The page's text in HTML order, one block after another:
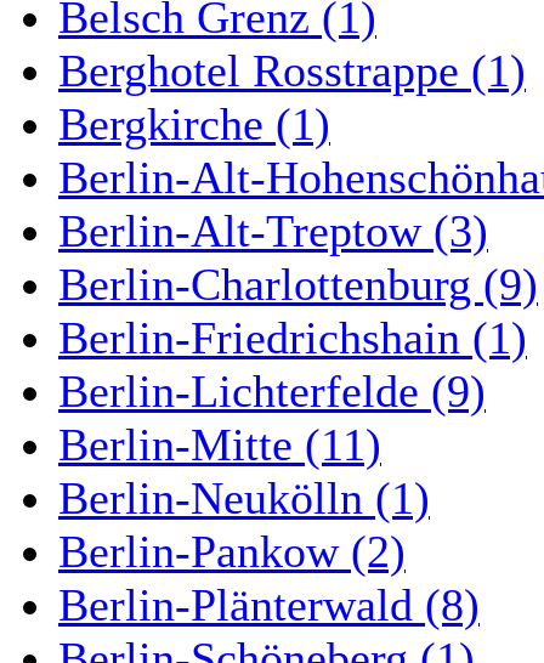
Belsch Grenz (1)
Berghotel Rosstrappe (1)
Bergkirche (1)
Berlin-Alt-
Berlin-Alt-Treptow (3)
Berlin-Charlottenburg (9)
Berlin-Friedrichshain (1)
Berlin-Lichterfelde (9)
Berlin-Mitte (11)
Berlin-Neukölln (1)
Berlin-Pankow (2)
Berlin-Plänterwald (8)